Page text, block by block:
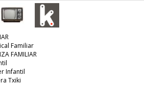
Familiar
FAMILIAR
Infantil
Txiki